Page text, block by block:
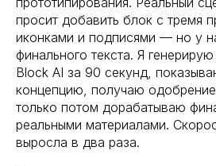
просит добавить блок с тремя
иконками и подписями — но у
финального текста. Я
Block AI за 90 секунд,
концепцию, получаю
только потом дорабатываю
реальными материалами.
выросла в два раза.